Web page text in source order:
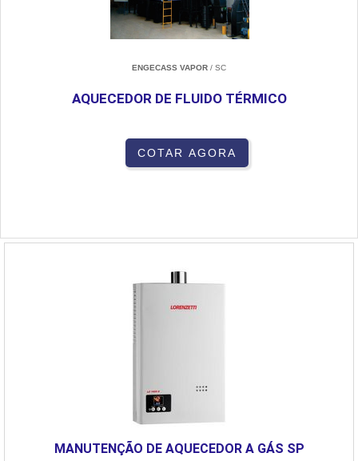
ENGECASS VAPOR / SC
AQUECEDOR DE FLUIDO TÉRMICO
COTAR AGORA
MANUTENÇÃO DE AQUECEDOR A GÁS SP